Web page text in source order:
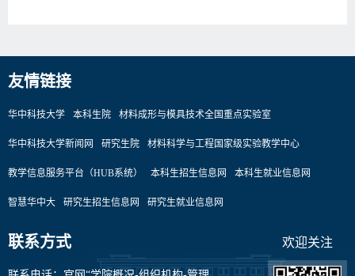
友情链接
华中科技大学 本科生院 材料成形与模具技术全国重点实验室
华中科技大学新闻网 研究生院 材料科学与工程国家级实验教学中心
教学信息服务平台（HUB系统） 本科生招生信息网 本科生就业信息网
智慧华中大 研究生招生信息网 研究生就业信息网
联系方式 欢迎关注